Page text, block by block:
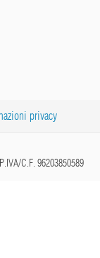
privacy
C.F. 96203850589